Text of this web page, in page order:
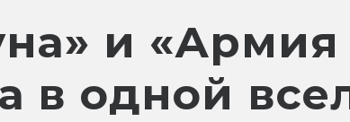
и «Армия
в одной